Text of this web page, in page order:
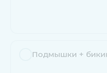
Подмышки +